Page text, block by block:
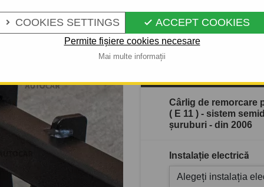
 COOKIES SETTINGS  ACCEPT COOKIES
Permite fișiere cookies necesare
Mai multe informații
Descrierea completă a
Cârlig de remorcare
( E 11 ) - sistem
şuruburi - din 2006
Instalație electrică
Alegeți instalația